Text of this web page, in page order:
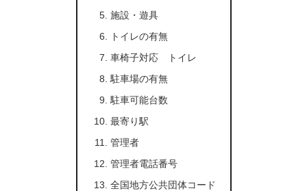
施設・遊具
トイレの有無
車椅子対応 トイレ
駐車場の有無
駐車可能台数
最寄り駅
管理者
管理者電話番号
全国地方公共団体コード